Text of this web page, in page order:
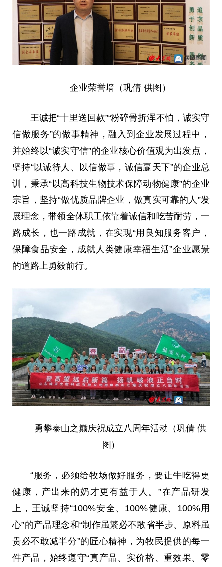
企业荣誉墙（巩倩 供图）
王诚把“十里送 回款”“粉碎骨折浑不怕，诚实守
信做服务”的做事精神，融入到企业发展过程中，
并始终以“诚实守信”的企业核心价值观为出发点，
坚持“以诚待人、以信做事，诚信赢天下”的企业总
训，秉承“以高科技生物技术保障动物健康”的企业
宗旨，坚持“做优质品牌企业，做真实可靠的人”发
展理念，带领全体职工依靠着诚信和吃苦耐劳， 一
路成长，也一路成就，在实现“用良知服务客户，
保障食品安全，成就人类健康幸福生活”企业愿景
的道路上勇毅前行。
勇攀泰山之巅庆祝成立八周年活动（巩倩 供
图）
“服务，必须给牧场做好服务，要让牛吃得更
健康，产出来的奶才更有益于人。”在产品研发
上，王诚坚持“100%安全、100%健康、100%用
心”的产品理念和“制作虽繁必不敢省半步、原料虽
贵必不敢减半分”的匠心精神，为牧民提供的每一
件产品，始终遵守“真产品、实价格、重效果、零